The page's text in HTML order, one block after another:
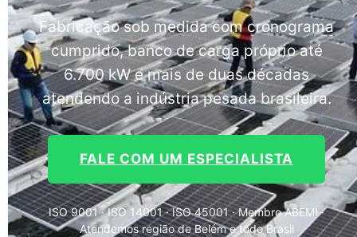
Fabricação sob medida com cronograma
cumprido, banco de carga próprio até
6.700 kW e mais de duas décadas
atendendo a indústria pesada brasileira.
FALE COM UM ESPECIALISTA
ISO 9001 · ISO 14001 · ISO 45001 · Membro ABEMI ·
Atendemos região de Belém e todo Brasil